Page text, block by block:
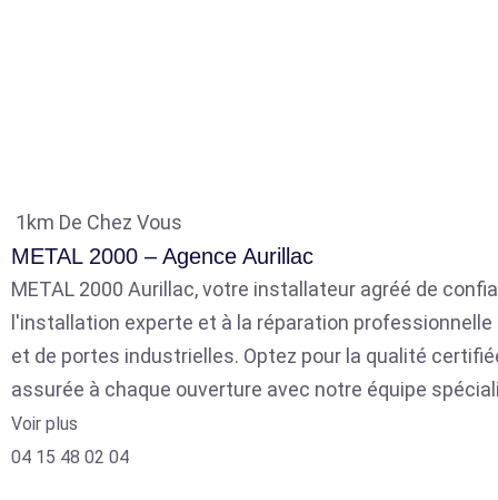
1km De Chez Vous
METAL 2000 – Agence Aurillac
METAL 2000 Aurillac, votre installateur agréé de
l'installation experte et à la réparation
et de portes industrielles. Optez pour la qualité
assurée à chaque ouverture avec notre équipe
Voir plus
04 15 48 02 04